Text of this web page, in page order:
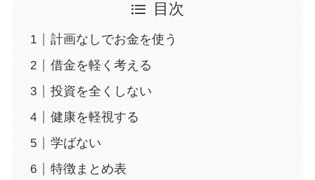
目次
計画なしでお金を使う
借金を軽く考える
投資を全くしない
健康を軽視する
学ばない
特徴まとめ表